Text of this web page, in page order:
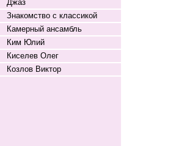
Джаз
Знакомство с классикой
Камерный ансамбль
Ким Юлий
Киселев Олег
Козлов Виктор